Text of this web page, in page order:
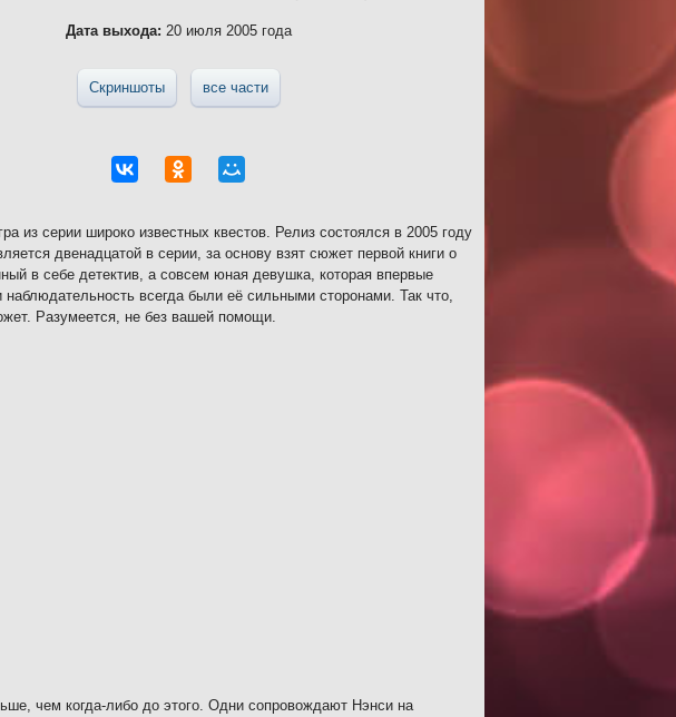
Дата выхода: 20 июля 2005 года
Скриншоты все части
из серии широко известных квестов. Релиз состоялся в 2005 году
двенадцатой в серии, за основу взят сюжет первой книги о
в себе детектив, а совсем юная девушка, которая впервые
всегда были её сильными сторонами. Так что,
Разумеется, не без вашей помощи.
чем когда-либо до этого. Одни сопровождают Нэнси на